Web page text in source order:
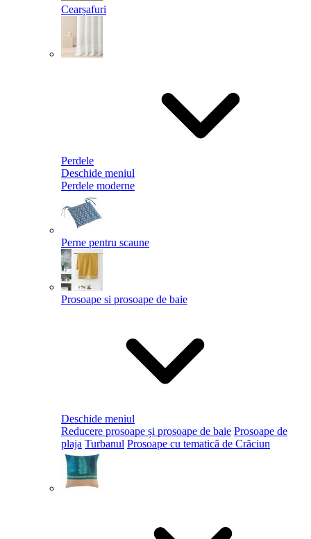
Cearșafuri
Perdele
Deschide meniul
Perdele moderne
Perne pentru scaune
Prosoape si prosoape de baie
Deschide meniul
Reducere prosoape și prosoape de baie Prosoape de
plaja Turbanul Prosoape cu tematică de Crăciun